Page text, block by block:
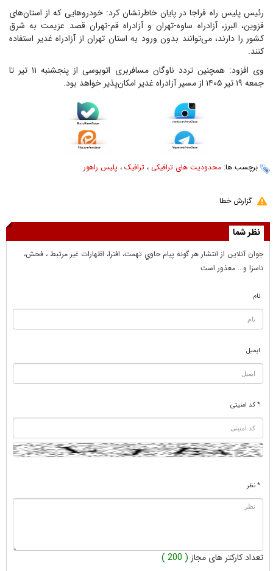
رئیس پلیس راه فراجا در پایان خاطرنشان کرد: خودروهایی که از استان‌های
قزوین، البرز، آزادراه ساوه-تهران و آزادراه قم-تهران قصد عزیمت به شرق
کشور را دارند، می‌توانند بدون ورود به استان تهران از آزادراه غدیر استفاده
کنند.
وی افزود: همچنین تردد ناوگان مسافربری اتوبوسی از پنجشنبه ۱۱ تیر تا
جمعه ۱۹ تیر ۱۴۰۵ از مسیر آزادراه غدیر امکان‌پذیر خواهد بود.
برچسب ها: محدودیت های ترافیکی ، ترافیک ، پلیس راهور
گزارش خطا
نظر شما
جوان آنلاين از انتشار هر گونه پيام حاوي تهمت، افترا، اظهارات غير مرتبط ، فحش،
ناسزا و... معذور است
نام
ایمیل
* کد امنیتی
* نظر
تعداد کارکتر های مجاز ( 200 )